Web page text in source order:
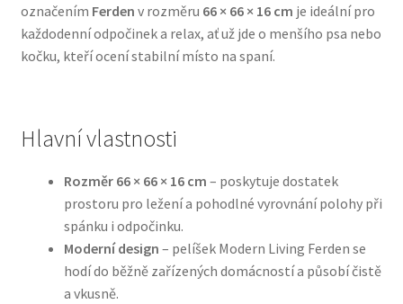
Granule pro psy
Happy Dog — Německá kvalita a přirozené složení
Hračky pro psy
Konzervy a kapsičky pro psy
označením Ferden v rozměru 66 × 66 × 16 cm je ideální pro
každodenní odpočinek a relax, ať už jde o menšího psa nebo
kočku, kteří ocení stabilní místo na spaní.
Hlavní vlastnosti
Rozměr 66 × 66 × 16 cm – poskytuje dostatek
prostoru pro ležení a pohodlné vyrovnání polohy při
spánku i odpočinku.
Moderní design – pelíšek Modern Living Ferden se
hodí do běžně zařízených domácností a působí čistě
a vkusně.